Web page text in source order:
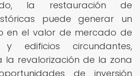
la restauración de
puede generar un
en el valor de mercado de
edificios circundantes,
la revalorización de la zona
de inversión